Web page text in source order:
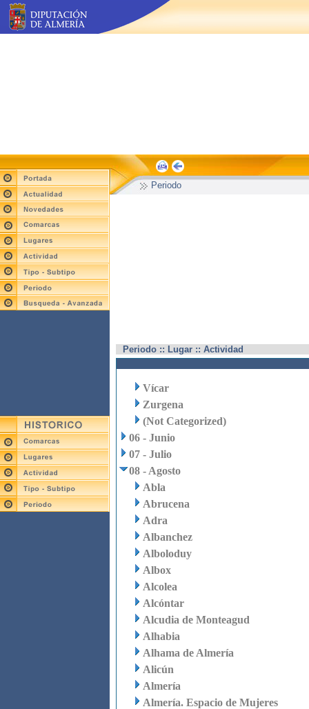
Periodo
Periodo :: Lugar :: Actividad
Vícar
Zurgena
(Not Categorized)
06 - Junio
07 - Julio
08 - Agosto
Abla
Abrucena
Adra
Albanchez
Alboloduy
Albox
Alcolea
Alcóntar
Alcudia de Monteagud
Alhabia
Alhama de Almería
Alicún
Almería
Almería. Espacio de Mujeres